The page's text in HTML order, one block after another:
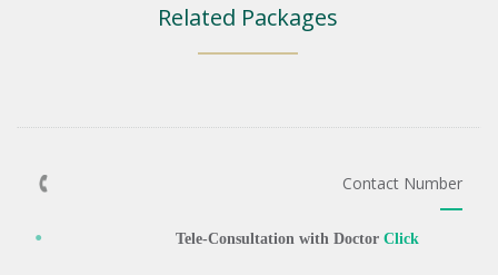
Related Packages
Contact Number
Tele-Consultation with Doctor Click